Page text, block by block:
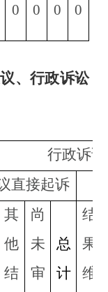
0 0 0 0
、行政诉讼
行政诉讼
直接起诉
其
他
结
尚
未
审
总
计
结
果
维